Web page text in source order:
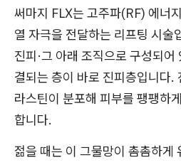
써마지 FLX는 고주파(RF) 에너
열 자극을 전달하는 리프팅 시술
진피·그 아래 조직으로 구성되어
결되는 층이 바로 진피층입니다.
라스틴이 분포해 피부를 팽팽하
합니다.
젊을 때는 이 그물망이 촘촘하게